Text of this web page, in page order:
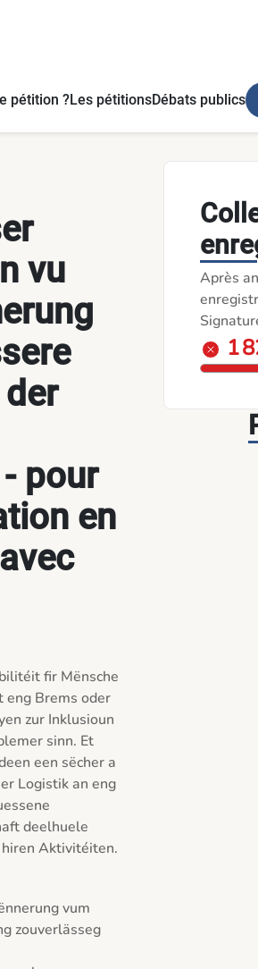
pétition ?Les pétitionsDébats publics
vu
pour
en
fir Mënsche
eng Brems oder
zur Inklusioun
sinn. Et
een sëcher a
Logistik an eng
deelhuele
hiren Aktivitéiten.
vum
zouverlässeg
Après
1